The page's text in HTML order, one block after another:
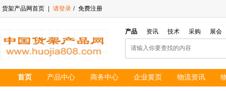
货架产品网首页 请登录 / 免费注册
产品 资讯 技术 采购 展会
首页 产品中心 商务中心 企业黄页 物流资讯